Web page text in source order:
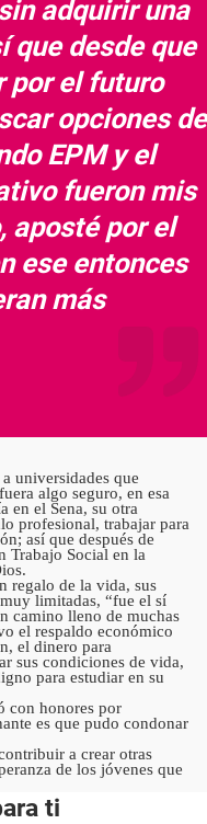
adquirir una
que desde que
por el futuro
opciones de
EPM y el
fueron mis
aposté por el
ese entonces
más
universidades que
algo seguro, en esa
en el Sena, su otra
profesional, trabajar para
así que después de
Trabajo Social en la
regalo de la vida, sus
limitadas, “fue el sí
camino lleno de muchas
el respaldo económico
el dinero para
sus condiciones de vida,
para estudiar en su
con honores por
es que pudo condonar
a crear otras
de los jóvenes que
ti